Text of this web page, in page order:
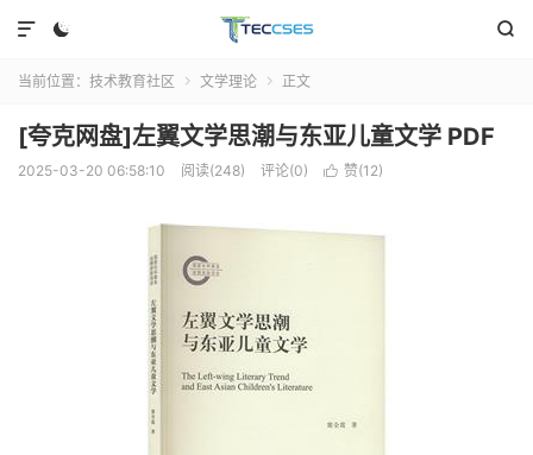
 

当前位置： 技术教育社区  文学理论  正文
[夸克网盘]左翼文学思潮与东亚儿童文学 PDF
2025-03-20 06:58:10 阅读(248) 评论(0)  赞(12)